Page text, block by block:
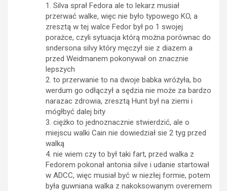
1. Silva sprał Fedora ale to lekarz musiał
przerwać walke, więc nie było typowego KO, a
zresztą w tej walce Fedor był po 1 swojej
porażce, czyli sytuacja którą można porównac do
sndersona silvy który męczył sie z diazem a
przed Weidmanem pokonywał on znacznie
lepszych
2. to przerwanie to na dwoje babka wróżyła, bo
werdum go odłączył a sędzia nie może za bardzo
narazac zdrowia, zresztą Hunt był na ziemi i
mógłbyć dalej bity
3. ciężko to jednoznacznie stwierdzić, ale o
miejscu walki Cain nie dowiedział sie 2 tyg przed
walką
4. nie wiem czy to był taki fart, przed walka z
Fedorem pokonał antonia silve i udanie startował
w ADCC, więc musiał być w niezłej formie, potem
była guwniana walka z nakoksowanym overemem